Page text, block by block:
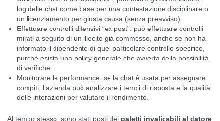
log delle chat come base per una contestazione disciplinare o
un licenziamento per giusta causa (senza preavviso).
Effettuare controlli difensivi “ex post”: può effettuare controlli
mirati a seguito di un illecito già commesso, anche se non ha
informato il dipendente di quel particolare controllo specifico,
purché esista una policy generale che avverta della possibilità
di verifiche.
Monitorare le performance: se la chat è usata per assegnare
compiti, l’azienda può analizzare i tempi di risposta e la qualità
delle interazioni per valutare il rendimento.
Al tempo stesso, sono stati posti dei paletti invalicabili al datore